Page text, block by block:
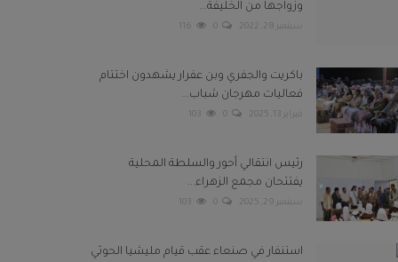
وزواجها من الخليفة...
سبتمبر 28, 2022 0
116
باكريت والجفري وبن عفرار يشهدون اختتام
فعاليات مهرجان شباب...
فبراير 13, 2025 0
103
رئيس انتقالي أحور والسلطة المحلية
يفتتحان مجمع الزهراء...
سبتمبر 29, 2025 0
103
استنفار في صنعاء عقب قيام مليشيا الحوثي